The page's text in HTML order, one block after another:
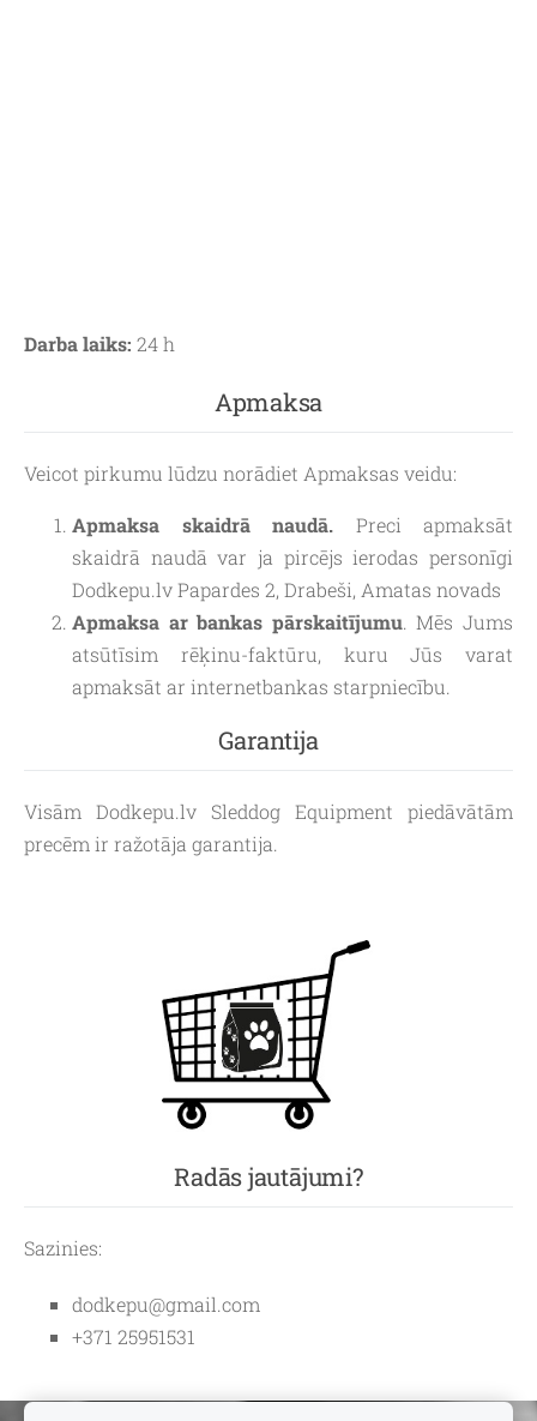
Darba laiks: 24 h
Apmaksa
Veicot pirkumu lūdzu norādiet Apmaksas veidu:
Apmaksa skaidrā naudā. Preci apmaksāt
skaidrā naudā var ja pircējs ierodas personīgi
Dodkepu.lv Papardes 2, Drabeši, Amatas novads
Apmaksa ar bankas pārskaitījumu. Mēs Jums
atsūtīsim rēķinu-faktūru, kuru Jūs varat
apmaksāt ar internetbankas starpniecību.
Garantija
Visām Dodkepu.lv Sleddog Equipment piedāvātām
precēm ir ražotāja garantija.
Radās jautājumi?
Sazinies:
dodkepu@gmail.com
+371 25951531